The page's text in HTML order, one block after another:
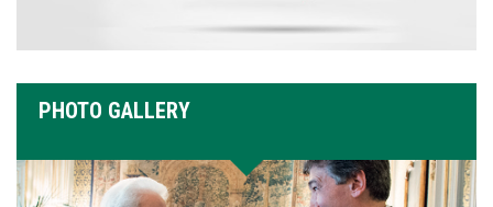
PHOTO GALLERY